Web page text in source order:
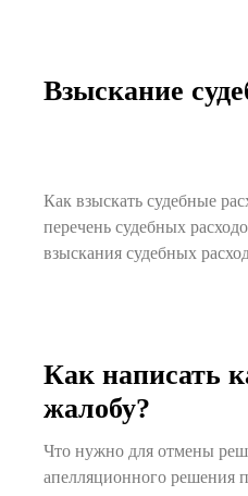
Взыскание
Как взыскать судебные
перечень судебных
взыскания судебных
Как написать
жалобу?
Что нужно для отмены
апелляционного решения